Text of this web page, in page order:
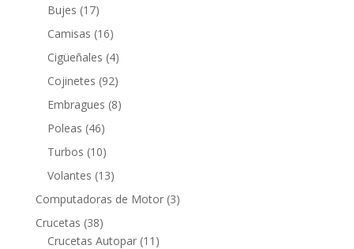
Bujes 1717
productos
Camisas 1616
productos
Cigüeñales 44
productos
Cojinetes 9292
productos
Embragues 88
Poleas 4646
productos
Turbos 1010
productos
Volantes 1313
productos
Computadoras de Motor 33
Crucetas 3838
productos
Crucetas Autopar 11 11